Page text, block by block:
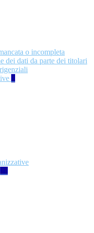
o incompleta
dei dati da parte dei titolari
1
21